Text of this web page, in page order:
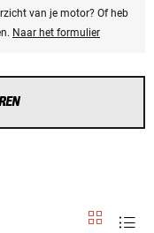
van je motor? Of heb
Naar het formulier